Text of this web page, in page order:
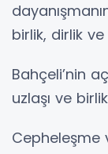
birlik, dirlik
Bahçeli’nin
uzlaşı ve
Cepheleşme